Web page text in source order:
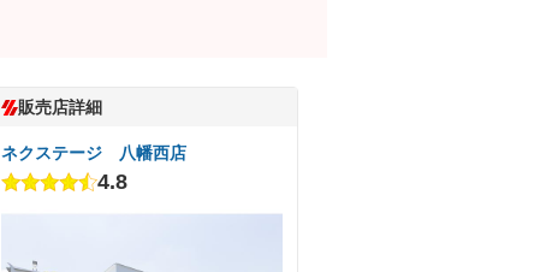
販売店詳細
ネクステージ 八幡西店
4.8